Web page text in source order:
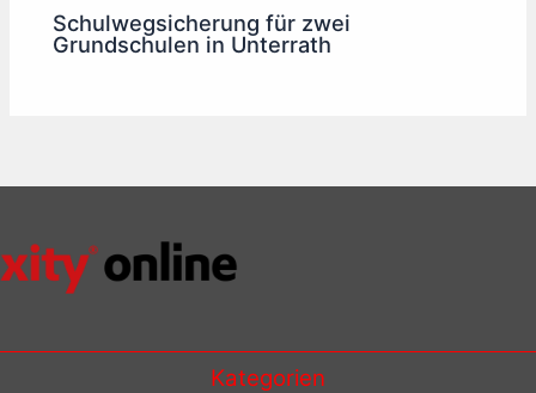
Schulwegsicherung für zwei
Grundschulen in Unterrath
Kategorien